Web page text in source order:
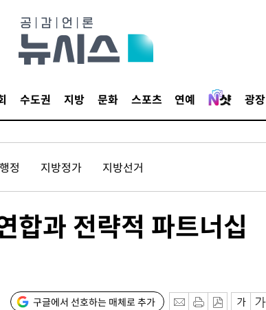
수도권 지방 문화 스포츠 연예 광장
행정 지방정가 지방선거
합과 전략적 파트너십
구글에서 선호하는 매체로 추가